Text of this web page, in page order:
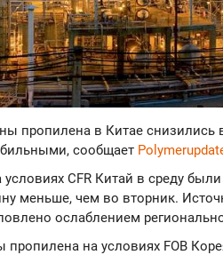
пропилена в Китае снизились
сообщает
CFR Китай в среду были
меньше, чем во вторник.
ослаблением
на условиях FOB